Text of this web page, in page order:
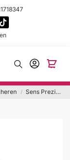
/ Sens Prezision-Hautschere